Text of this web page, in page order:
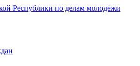
Республики по делам молодежи